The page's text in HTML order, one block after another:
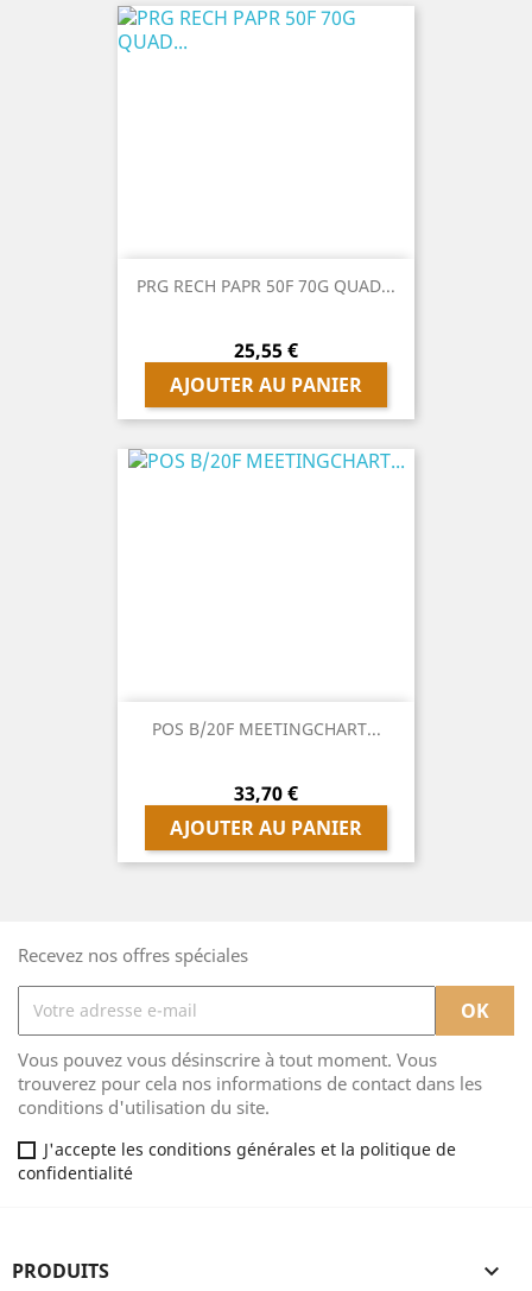
PRG RECH PAPR 50F 70G QUAD...
Prix
25,55 €
AJOUTER AU PANIER
POS B/20F MEETINGCHART...
Prix
33,70 €
AJOUTER AU PANIER
Recevez nos offres spéciales
Vous pouvez vous désinscrire à tout moment. Vous
trouverez pour cela nos informations de contact dans les
conditions d'utilisation du site.
J'accepte les conditions générales et la politique de
confidentialité
PRODUITS 